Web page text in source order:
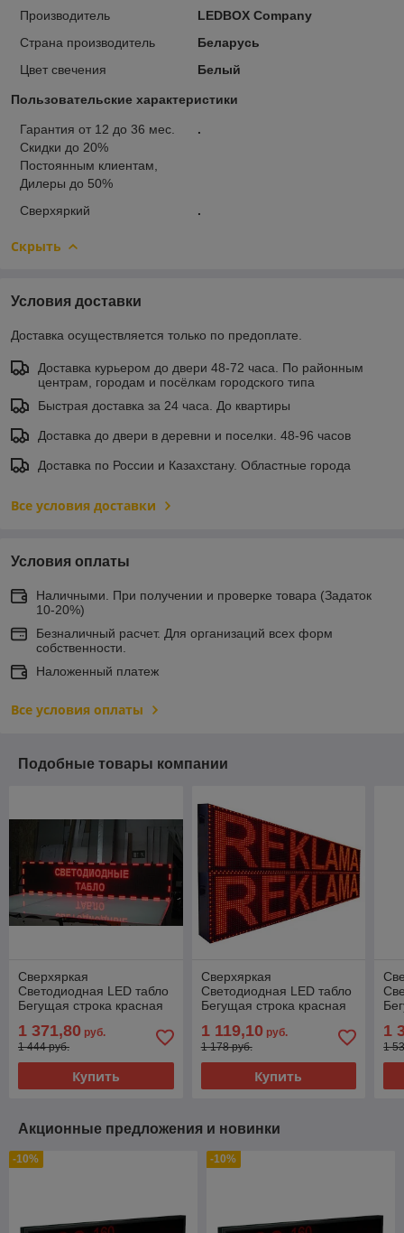
Производитель
LEDBOX Company
Страна производитель
Беларусь
Цвет свечения
Белый
Пользовательские характеристики
Гарантия от 12 до 36 мес.
Скидки до 20%
Постоянным клиентам,
Дилеры до 50%
.
Сверхяркий .
Скрыть
Условия доставки
Доставка осуществляется только по предоплате.
Доставка курьером до двери 48-72 часа. По районным
центрам, городам и посёлкам городского типа
Быстрая доставка за 24 часа. До квартиры
Доставка до двери в деревни и поселки. 48-96 часов
Доставка по России и Казахстану. Областные города
Все условия доставки
Условия оплаты
Наличными. При получении и проверке товара (Задаток
10-20%)
Безналичный расчет. Для организаций всех форм
собственности.
Наложенный платеж
Все условия оплаты
Подобные товары компании
Сверхяркая
Светодиодная LED табло
Бегущая строка красная
1 371,80 руб.
1 444 руб.
Купить
Сверхяркая
Светодиодная LED табло
Бегущая строка красная
1 119,10 руб.
1 178 руб.
Купить
1
1
Акционные предложения и новинки
-10% -10%